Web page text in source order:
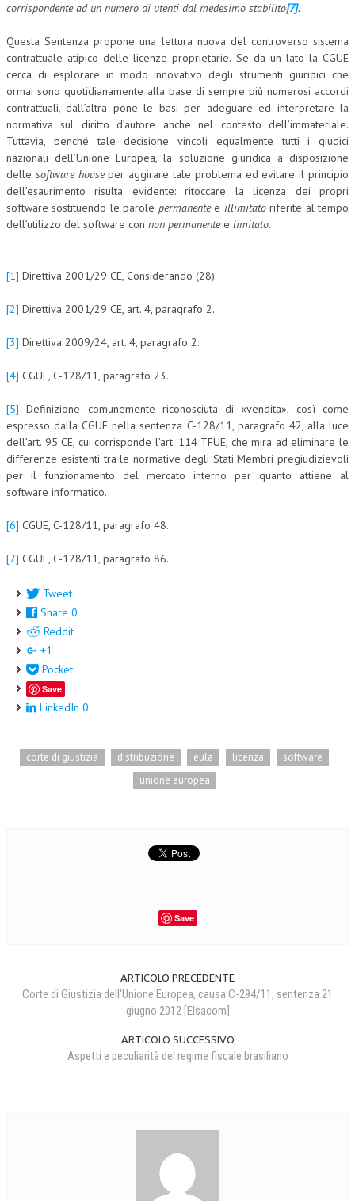
corrispondente ad un numero di utenti dal medesimo stabilito[7].
Questa Sentenza propone una lettura nuova del controverso sistema
contrattuale atipico delle licenze proprietarie. Se da un lato la CGUE
cerca di esplorare in modo innovativo degli strumenti giuridici che
ormai sono quotidianamente alla base di sempre più numerosi accordi
contrattuali, dall’altra pone le basi per adeguare ed interpretare la
normativa sul diritto d’autore anche nel contesto dell’immateriale.
Tuttavia, benché tale decisione vincoli egualmente tutti i giudici
nazionali dell’Unione Europea, la soluzione giuridica a disposizione
delle software houseper aggirare tale problema ed evitare il principio
dell’esaurimento risulta evidente: ritoccare la licenza dei propri
software sostituendo le parole permanentee illimitatoriferite al tempo
dell’utilizzo del software con non permanentee limitato.
[1] Direttiva 2001/29 CE, Considerando (28).
[2] Direttiva 2001/29 CE, art. 4, paragrafo 2.
[3] Direttiva 2009/24, art. 4, paragrafo 2.
[4] CGUE, C-128/11, paragrafo 23.
[5] Definizione comunemente riconosciuta di «vendita», così come
espresso dalla CGUE nella sentenza C-128/11, paragrafo 42, alla luce
dell’art. 95 CE, cui corrisponde l’art. 114 TFUE, che mira ad eliminare le
differenze esistenti tra le normative degli Stati Membri pregiudizievoli
per il funzionamento del mercato interno per quanto attiene al
software informatico.
[6] CGUE, C-128/11, paragrafo 48.
[7] CGUE, C-128/11, paragrafo 86.
Tweet
Share 0
Reddit
+1
Pocket
Save
LinkedIn 0
corte di giustizia distribuzione eula licenza
software
unione europea
Save
ARTICOLO PRECEDENTE
Corte di Giustizia dell'Unione Europea, causa C-294/11, sentenza 21
giugno 2012 [Elsacom]
ARTICOLO SUCCESSIVO
Aspetti e peculiarità del regime fiscale brasiliano